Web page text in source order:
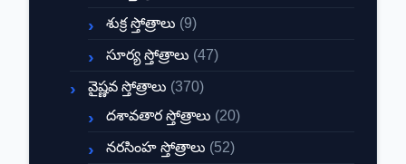
శుక్ర స్తోత్రాలు (9)
సూర్య స్తోత్రాలు (47)
వైష్ణవ స్తోత్రాలు (370)
దశావతార స్తోత్రాలు (20)
నరసింహ స్తోత్రాలు (52)